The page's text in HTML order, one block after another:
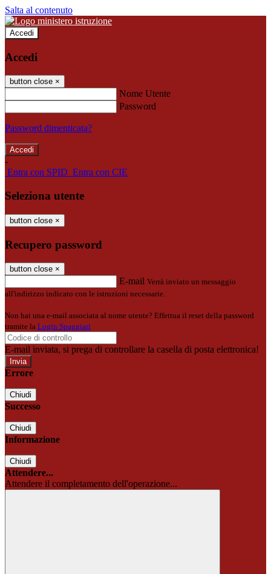
Salta al contenuto
Accedi
Accedi
button close ×
Nome Utente
Password
Password dimenticata?
-
Entra con SPID Entra con CIE
Seleziona utente
button close ×
Recupero password
button close ×
E-mail Verrà inviato un messaggio
all'indirizzo indicato con le istruzioni necessarie.
Non hai una e-mail associata al nome utente? Effettua il reset della password
tramite la Login Spaggiari
E-mail inviata, si prega di controllare la casella di posta elettronica!
Errore
Chiudi
Successo
Chiudi
Informazione
Chiudi
Attendere...
Attendere il completamento dell'operazione...